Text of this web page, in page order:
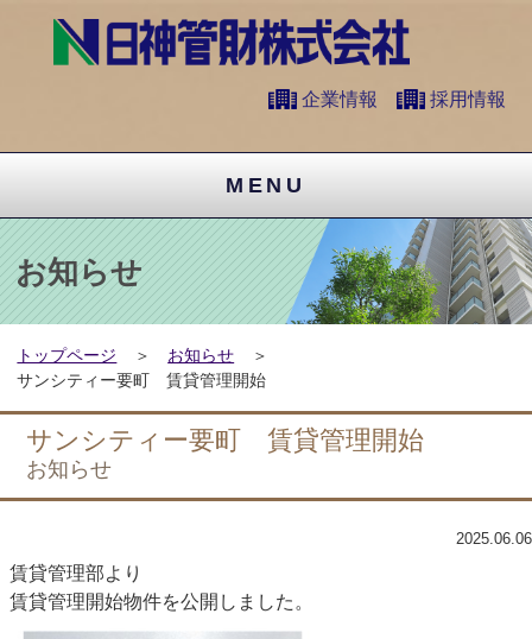
企業情報 採用情報
MENU
お知らせ
トップページ
お知らせ
サンシティー要町 賃貸管理開始
サンシティー要町 賃貸管理開始
お知らせ
2025.06.06
賃貸管理部より
賃貸管理開始物件を公開しました。